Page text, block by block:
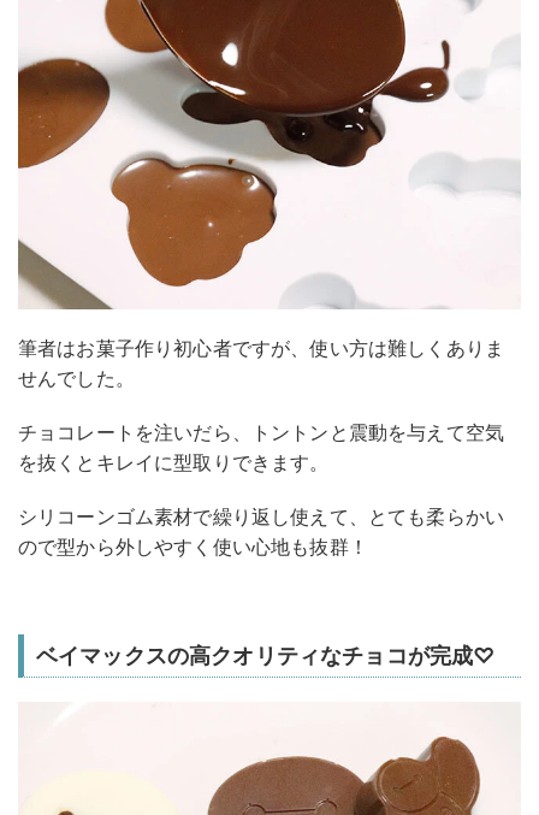
筆者はお菓子作り初心者ですが、使い方は難しくありま
せんでした。
チョコレートを注いだら、トントンと震動を与えて空気
を抜くとキレイに型取りできます。
シリコーンゴム素材で繰り返し使えて、とても柔らかい
ので型から外しやすく使い心地も抜群！
ベイマックスの高クオリティなチョコが完成♡